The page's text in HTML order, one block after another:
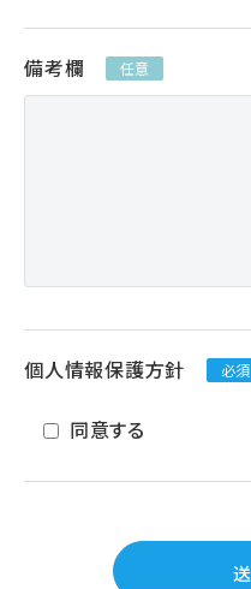
備考欄 任意
個人情報保護方針 必須
同意する